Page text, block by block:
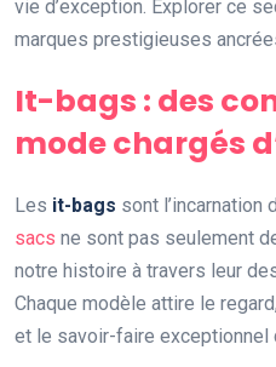
vie d’exception. Explorer ce
marques prestigieuses
It-bags : des
mode chargés
Les it-bags sont l’incarnation
sacs ne sont pas seulement
notre histoire à travers leur
Chaque modèle attire le
et le savoir-faire exceptionnel